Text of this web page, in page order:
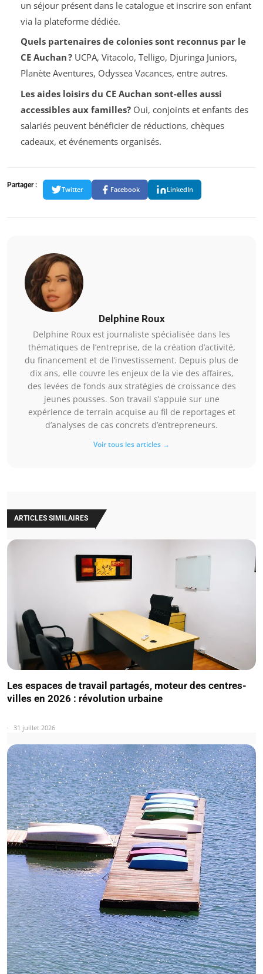
un séjour présent dans le catalogue et inscrire son enfant
via la plateforme dédiée.
Quels partenaires de colonies sont reconnus par le
CE Auchan ?UCPA, Vitacolo, Telligo, Djuringa Juniors,
Planète Aventures, Odyssea Vacances, entre autres.
Les aides loisirs du CE Auchan sont-elles aussi
accessibles aux familles?Oui, conjoints et enfants des
salariés peuvent bénéficier de réductions, chèques
cadeaux, et événements organisés.
Partager :
Twitter Facebook LinkedIn
Delphine Roux
Delphine Roux est journaliste spécialisée dans les
thématiques de l’entreprise, de la création d’activité,
du financement et de l’investissement. Depuis plus de
dix ans, elle couvre les enjeux de la vie des affaires,
des levées de fonds aux stratégies de croissance des
jeunes pousses. Son travail s’appuie sur une
expérience de terrain acquise au fil de reportages et
d’analyses de cas concrets d’entrepreneurs.
Voir tous les articles →
ARTICLES SIMILAIRES
Les espaces de travail partagés, moteur des centres-
villes en 2026 : révolution urbaine
31 juillet 2026